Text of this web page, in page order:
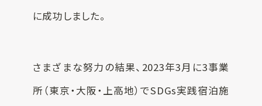
に成功しました。
さまざまな努力の結果、2023年3月に3事業
所（東京・大阪・上高地）でSDGs実践宿泊施